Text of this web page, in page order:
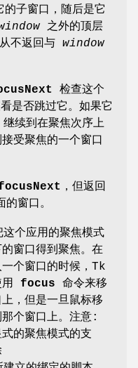
子窗口，随后是它
之外的顶层
不返回与 window
检查这个
是否跳过它。如果它
继续到在聚焦次序上
受聚焦的一个窗口
，但返回
的窗口。
这个应用的聚焦模式
窗口得到聚焦。在
个窗口的时候，Tk
用 focus 命令来移
，但是一旦鼠标移
个窗口上。注意:
的聚焦模式的支